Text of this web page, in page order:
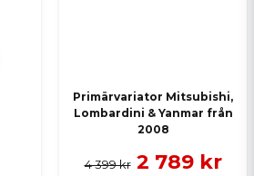
Primärvariator Mitsubishi,
Lombardini & Yanmar från
2008
4 399 kr 2 789 kr